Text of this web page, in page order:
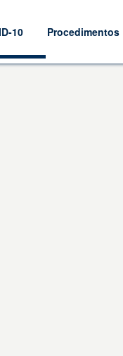
10 Procedimentos